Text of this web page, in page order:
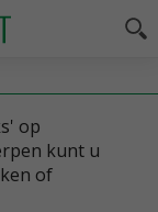
op
kunt u
of